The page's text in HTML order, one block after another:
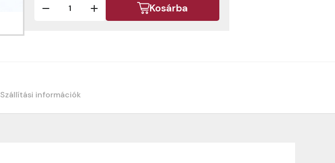
Kosárba
Szállítási információk